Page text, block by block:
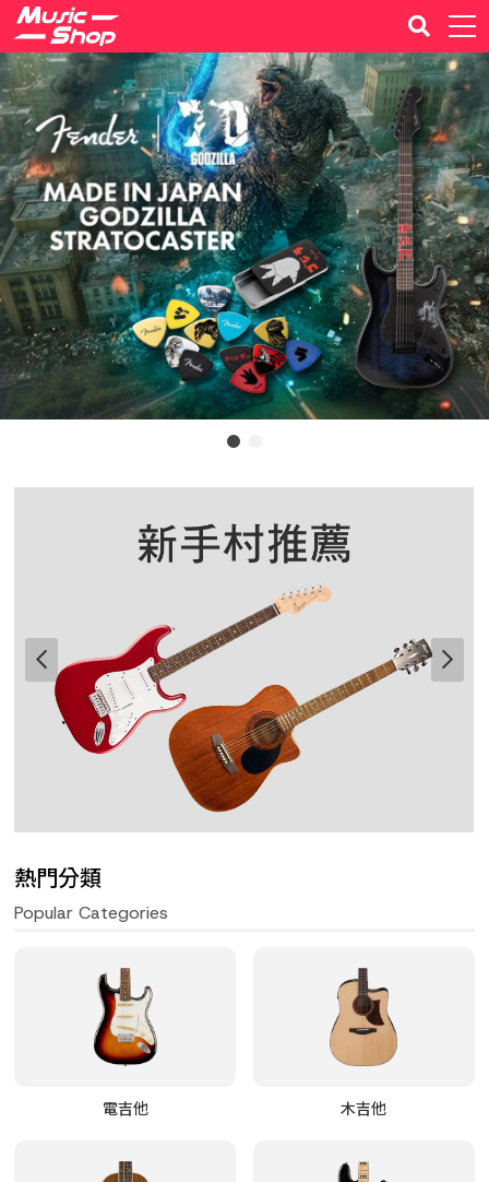
熱門分類
Popular Categories
電吉他 木吉他